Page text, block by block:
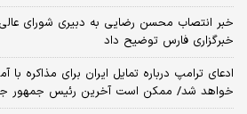
خبر انتصاب محسن رضایی به دبیری شورای
خبرگزاری فارس توضیح داد
ادعای ترامپ درباره تمایل ایران برای مذاکره
خواهد شد/ ممکن است آخرین رئیس‌ جمهور